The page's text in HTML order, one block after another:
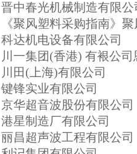
晋中春光机械制造有限公
《聚风塑料采购指南》
科达机电设备有限公司
川一集团(香港) 有裉公司
川田(上海)有限公司
键锋实业有限公司
京华超音波股份有限公司
港星制造厂有限公司
丽昌超声波工程有限公司